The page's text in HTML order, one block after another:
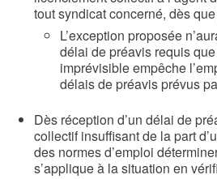
tout syndicat concerné, dès
L’exception proposée
délai de préavis requis
imprévisible empêche
délais de préavis prévus
Dès réception d’un délai de
collectif insuffisant de la part
des normes d’emploi
s’applique à la situation en